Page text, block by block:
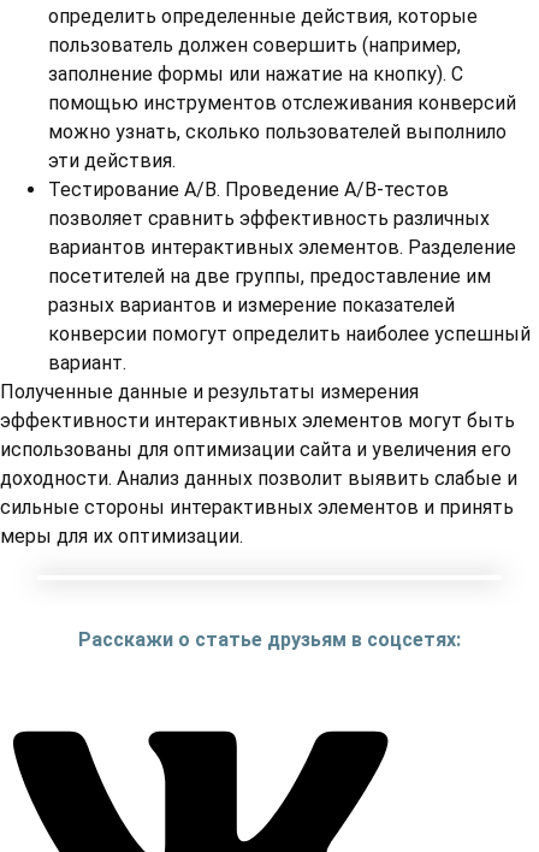
определить определенные действия, которые
пользователь должен совершить (например,
заполнение формы или нажатие на кнопку). С
помощью инструментов отслеживания конверсий
можно узнать, сколько пользователей выполнило
эти действия.
Тестирование A/B. Проведение A/B-тестов
позволяет сравнить эффективность различных
вариантов интерактивных элементов. Разделение
посетителей на две группы, предоставление им
разных вариантов и измерение показателей
конверсии помогут определить наиболее успешный
вариант.
Полученные данные и результаты измерения
эффективности интерактивных элементов могут быть
использованы для оптимизации сайта и увеличения его
доходности. Анализ данных позволит выявить слабые и
сильные стороны интерактивных элементов и принять
меры для их оптимизации.
Расскажи о статье друзьям в соцсетях: